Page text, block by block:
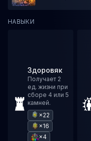
НАВЫКИ
Здоровяк
Получает 2
ед. жизни при
сборе 4 или 5
камней.
×22
×16
×4